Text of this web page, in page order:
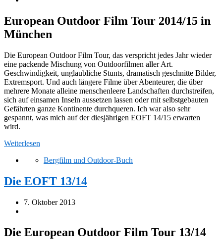
European Outdoor Film Tour 2014/15 in
München
Die European Outdoor Film Tour, das verspricht jedes Jahr wieder
eine packende Mischung von Outdoorfilmen aller Art.
Geschwindigkeit, unglaubliche Stunts, dramatisch geschnitte Bilder,
Extremsport. Und auch längere Filme über Abenteurer, die über
mehrere Monate alleine menschenleere Landschaften durchstreifen,
sich auf einsamen Inseln aussetzen lassen oder mit selbstgebauten
Gefährten ganze Kontinente durchqueren. Ich war also sehr
gespannt, was mich auf der diesjährigen EOFT 14/15 erwarten
wird.
Weiterlesen
Bergfilm und Outdoor-Buch
Die EOFT 13/14
7. Oktober 2013
Die European Outdoor Film Tour 13/14